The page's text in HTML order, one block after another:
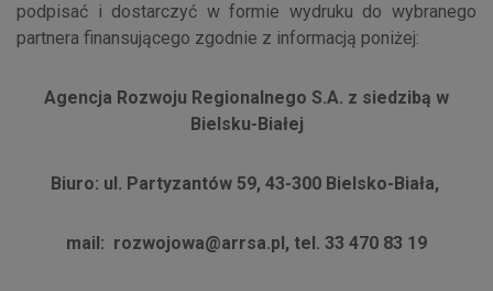
podpisać i dostarczyć w formie wydruku do wybranego
partnera finansującego zgodnie z informacją poniżej:
Agencja Rozwoju Regionalnego S.A. z siedzibą w
Bielsku-Białej
Biuro: ul. Partyzantów 59, 43-300 Bielsko-Biała,
mail: rozwojowa@arrsa.pl, tel. 33 470 83 19